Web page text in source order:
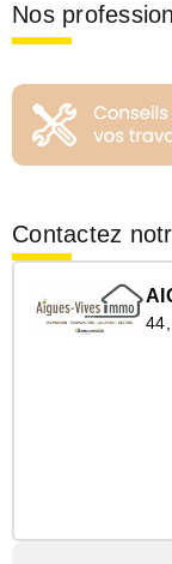
Nos
Contactez